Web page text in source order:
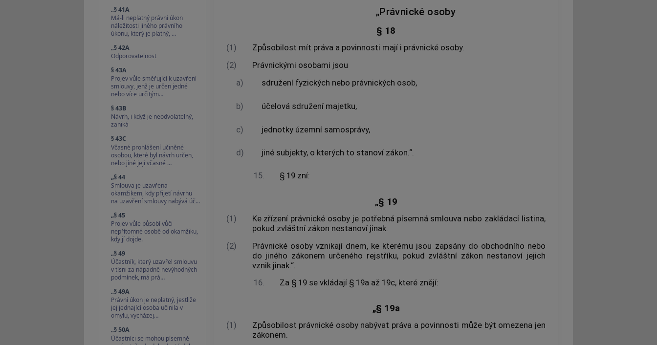
„§ 41A
Má-li neplatný právní úkon
náležitosti jiného právního
úkonu, který je platný, …
„§ 42A
Odporovatelnost
§ 43A
Projev vůle směřující k uzavření
smlouvy, jenž je určen jedné
nebo více určitým…
§ 43B
Návrh, i když je neodvolatelný,
zaniká
§ 43C
Včasné prohlášení učiněné
osobou, které byl návrh určen,
nebo jiné její včasné …
„§ 44
Smlouva je uzavřena
okamžikem, kdy přijetí návrhu
na uzavření smlouvy nabývá úč…
„§ 45
Projev vůle působí vůči
nepřítomné osobě od okamžiku,
kdy jí dojde.
„§ 49
Účastník, který uzavřel smlouvu
v tísni za nápadně nevýhodných
podmínek, má prá…
„§ 49A
Právní úkon je neplatný, jestliže
jej jednající osoba učinila v
omylu, vycházej…
„§ 50A
Účastníci se mohou písemně
„Právnické osoby
§ 18
(1)
Způsobilost mít práva a povinnosti mají i právnické osoby.
(2)
Právnickými osobami jsou
a)
sdružení fyzických nebo právnických osob,
b) účelová sdružení majetku,
c) jednotky územní samosprávy,
d) jiné subjekty, o kterých to stanoví zákon.“.
15. § 19 zní:
„§ 19
(1)
Ke zřízení právnické osoby je potřebná písemná smlouva nebo zakládací listina,
pokud zvláštní zákon nestanoví jinak.
(2)
Právnické osoby vznikají dnem, ke kterému jsou zapsány do obchodního nebo
do jiného zákonem určeného rejstříku, pokud zvláštní zákon nestanoví jejich
vznik jinak.“.
16.
Za § 19 se vkládají § 19a až 19c, které znějí:
„§ 19a
(1)
Způsobilost právnické osoby nabývat práva a povinnosti může být omezena jen
zákonem.